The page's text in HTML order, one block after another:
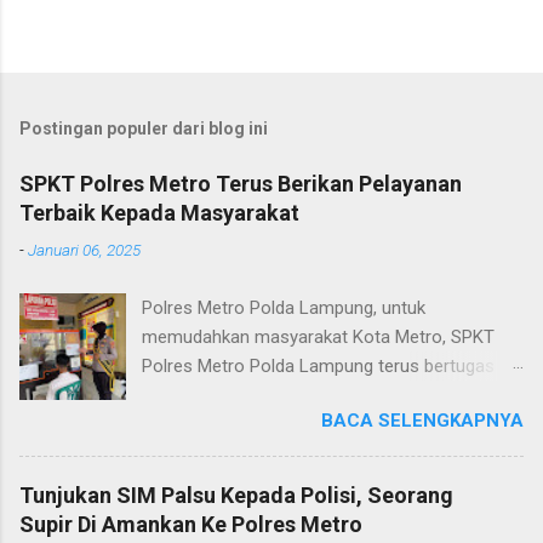
Postingan populer dari blog ini
SPKT Polres Metro Terus Berikan Pelayanan
Terbaik Kepada Masyarakat
-Januari 06, 2025
Polres Metro Polda Lampung, untuk
memudahkan masyarakat Kota Metro, SPKT
Polres Metro Polda Lampung terus bertugas
terkait layanan pengaduan, pelayanan SKCK dan
pelayanan Identifikasi sidik jari secara terpadu
kepada masyarakat. Senin (06/01/2025) Dalam
mewujudkan pelayanan prima kepolisian, SPKT
BACA SELENGKAPNYA
Tunjukan SIM Palsu Kepada Polisi, Seorang
Supir Di Amankan Ke Polres Metro